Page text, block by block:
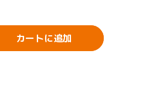
カートに追加